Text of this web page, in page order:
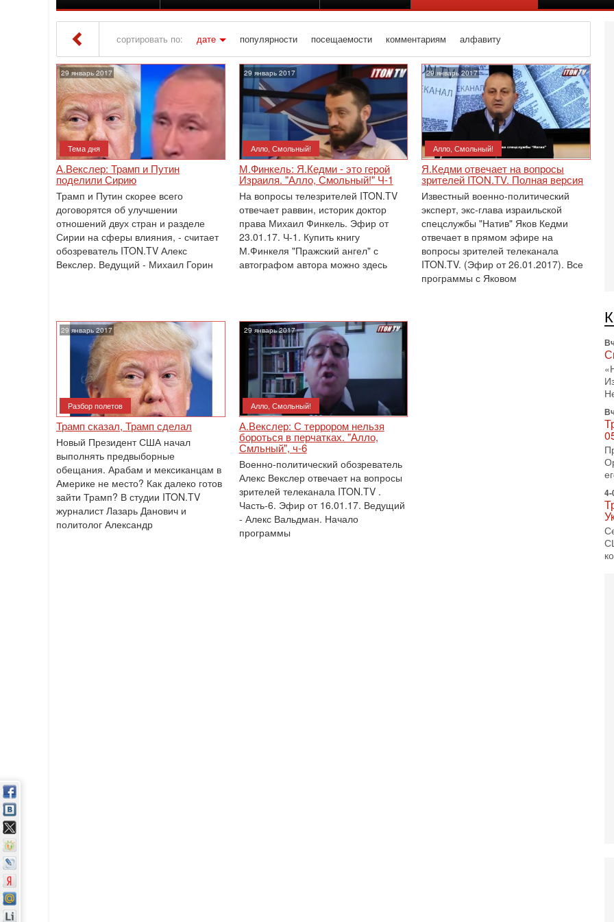
сортировать по: дате популярности посещаемости комментариям алфавиту
Iton TV » Материалы за 29.01.2017
29 январь 2017
Тема дня
А.Векслер: Трамп и Путин
поделили Сирию
Трамп и Путин скорее всего
договорятся об улучшении
отношений ‎двух стран и разделе
Сирии на сферы влияния, - считает
обозреватель ‎ITON.TV Алекс
Векслер.‎ Ведущий - Михаил Горин
29 январь 2017
Алло, Смольный!
М.Финкель: Я.Кедми - это герой
Израиля. "Алло, Смольный!" Ч-1
На вопросы телезрителей ITON.TV
отвечает раввин, историк доктор
права Михаил Финкель. Эфир от
23.01.17. Ч-1. Купить книгу
М.Финкеля "Пражский ангел" с
автографом автора можно здесь
29 январь 2017
Алло, Смольный!
Я.Кедми отвечает на вопросы
зрителей ITON.TV. Полная версия
Известный военно-политический
эксперт, экс-глава израильской
спецслужбы "Натив" Яков Кедми
отвечает в прямом эфире на
вопросы зрителей телеканала
ITON.TV. (Эфир от 26.01.2017). Все
программы с Яковом
29 январь 2017
Разбор полетов
Трамп сказал, Трамп сделал
Новый Президент США начал
выполнять предвыборные
обещания. Арабам и мексиканцам в
Америке не место? Как далеко готов
зайти Трамп? В студии ITON.TV
журналист Лазарь Данович и
политолог Александр
29 январь 2017
Алло, Смольный!
А.Векслер: С террором нельзя
бороться в перчатках. "Алло,
Смльный", ч-6
Военно-политический обозреватель
Алекс Векслер отвечает на вопросы
зрителей телеканала ITON.TV .
Часть-6. Эфир от 16.01.17. Ведущий
- Алекс Вальдман. Начало
программы
4-